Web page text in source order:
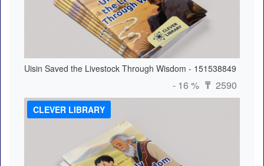
Uisin Saved the Livestock Through Wisdom - 151538849
- 16 % ₸ 2590
CLEVER LIBRARY